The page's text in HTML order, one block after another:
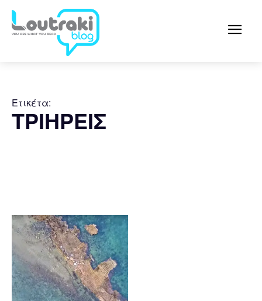
Ετικέτα:
ΤΡΙΗΡΕΙΣ